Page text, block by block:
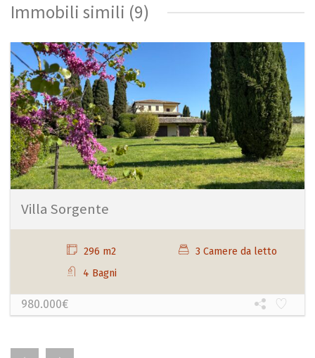
Immobili simili (9)
Villa Sorgente
296 m2
3 Camere da letto
4 Bagni
980.000€